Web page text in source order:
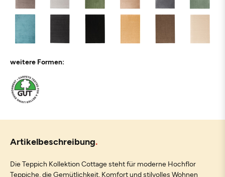
weitere Formen:
Artikelbeschreibung
Die Teppich Kollektion Cottage steht für moderne Hochflor
Teppiche, die Gemütlichkeit, Komfort und stilvolles Wohnen